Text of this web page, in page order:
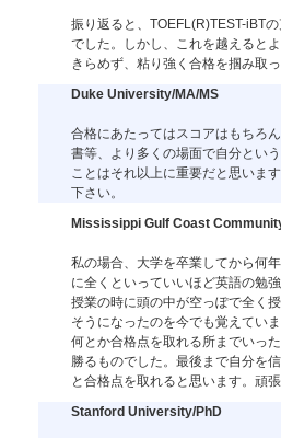
振り返ると、TOEFL(R)TEST-iBT
でした。しかし、これを越えると
きらめず、粘り強く合格を掴み取
Duke University/MA/MS
合格にあたってはスコアはもちろ
書等、より多くの場面で自分とい
ことはそれ以上に重要だと思いま
下さい。
Mississippi Gulf Coast
私の場合、大学を卒業してから何
に全くといっていいほど英語の勉
授業の時に頭の中が空っぽで全く
そうになったのを今でも覚えてい
何とか合格点を取れる所までいっ
勝るものでした。最後まで自分を
と合格点を取れると思います。頑
Stanford University/PhD